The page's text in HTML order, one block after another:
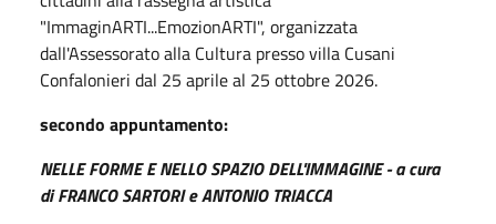
"ImmaginARTI...EmozionARTI", organizzata
dall'Assessorato alla Cultura presso villa Cusani
Confalonieri dal 25 aprile al 25 ottobre 2026.
secondo appuntamento:
NELLE FORME E NELLO SPAZIO DELL'IMMAGINE - a cura
di FRANCO SARTORI e ANTONIO TRIACCA